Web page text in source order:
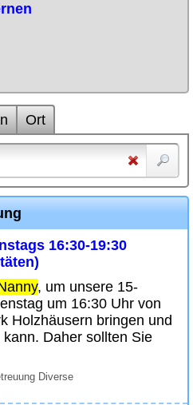
Ort
16:30-19:30
, um unsere 15-
um 16:30 Uhr von
Holzhäusern bringen und
Daher sollten Sie
Diverse